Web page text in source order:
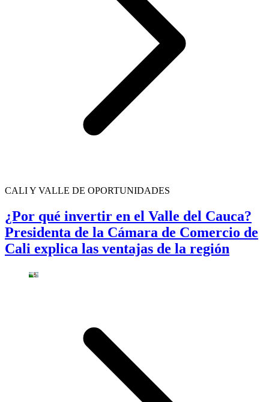
CALI Y VALLE DE OPORTUNIDADES
¿Por qué invertir en el Valle del Cauca?
Presidenta de la Cámara de Comercio de
Cali explica las ventajas de la región